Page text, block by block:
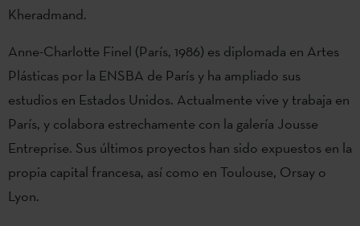
Kheradmand.
Anne-Charlotte Finel (París, 1986) es diplomada en Artes
Plásticas por la ENSBA de París y ha ampliado sus
estudios en Estados Unidos. Actualmente vive y trabaja en
París, y colabora estrechamente con la galería Jousse
Entreprise. Sus últimos proyectos han sido expuestos en la
propia capital francesa, así como en Toulouse, Orsay o
Lyon.